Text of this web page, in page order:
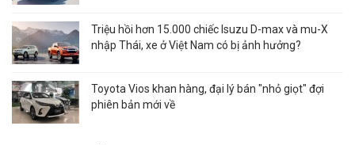
Triệu hồi hơn 15.000 chiếc Isuzu D-max và mu-X
nhập Thái, xe ở Việt Nam có bị ảnh hưởng?
Toyota Vios khan hàng, đại lý bán "nhỏ giọt" đợi
phiên bản mới về